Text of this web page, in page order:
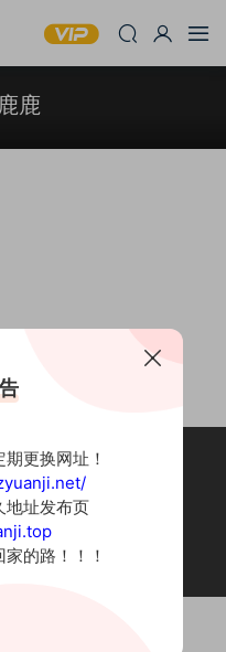
鹿
集整理，仅作个人学习使用。
系删除
资源集
更换网址！
地址发布页
的路！！！